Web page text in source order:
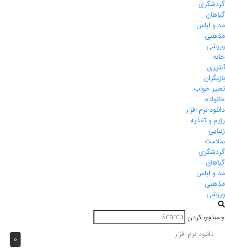
گردشگری
گیاهان
مد و لباس
مذهبی
ورزشی
خانه
آشپزی
بازیگران
تعبیر خواب
خانواده
دانلود نرم افزار
رژیم و تغذیه
زیبایی
سلامت
گردشگری
گیاهان
مد و لباس
مذهبی
ورزشی
جستجو کردن
0 دانلود نرم افزار